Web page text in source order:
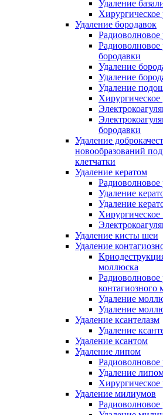
Удаление
Хирургическое
Удаление бородавок
Радиоволновое
бородавки
Удаление
Удаление
Удаление
Хирургическое
бородавки
Удаление
новообразований
клетчатки
Удаление кератом
Радиоволновое
Удаление
Удаление
Хирургическое
Удаление кисты шеи
Удаление
моллюска
Радиоволновое
контагиозного
Удаление
Удаление
Удаление ксантелазм
Удаление
Удаление ксантом
Удаление липом
Удаление
Удаление милиумов